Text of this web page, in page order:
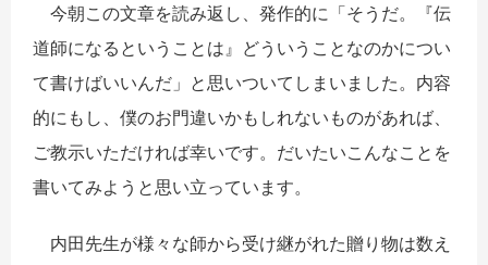
今朝この文章を読み返し、発作的に「そうだ。『伝
道師になるということは』どういうことなのかについ
て書けばいいんだ」と思いついてしまいました。内容
的にもし、僕のお門違いかもしれないものがあれば、
ご教示いただければ幸いです。だいたいこんなことを
書いてみようと思い立っています。
内田先生が様々な師から受け継がれた贈り物は数え